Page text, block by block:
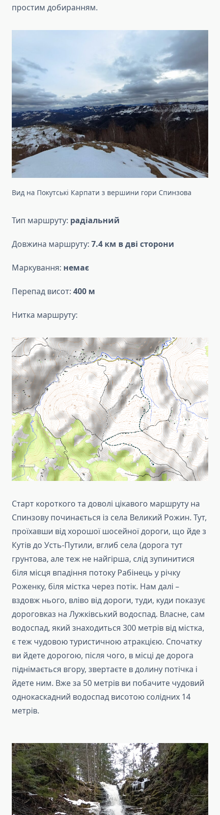
простим добиранням.
Вид на Покутські Карпати з вершини гори Спинзова
Тип маршруту: радіальний
Довжина маршруту: 7.4 км в дві сторони
Маркування: немає
Перепад висот: 400 м
Нитка маршруту:
Старт короткого та доволі цікавого маршруту на
Спинзову починається із села Великий Рожин. Тут,
проїхавши від хорошої шосейної дороги, що йде з
Кутів до Усть-Путили, вглиб села (дорога тут
грунтова, але теж не найгірша, слід зупинитися
біля місця впадіння потоку Рабінець у річку
Роженку, біля містка через потік. Нам далі –
вздовж нього, вліво від дороги, туди, куди показує
дороговказ на Лужківський водоспад. Власне, сам
водоспад, який знаходиться 300 метрів від містка,
є теж чудовою туристичною атракцією. Спочатку
ви йдете дорогою, після чого, в місці де дорога
піднімається вгору, звертаєте в долину потічка і
йдете ним. Вже за 50 метрів ви побачите чудовий
однокаскадний водоспад висотою солідних 14
метрів.